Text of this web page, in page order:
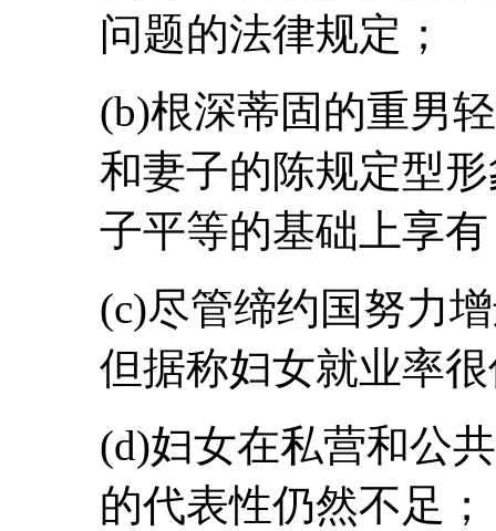
问题的法律规定；
(b)根深蒂固的重男
和妻子的陈规定型
子平等的基础上享
(c)尽管缔约国努力
但据称妇女就业率
(d)妇女在私营和公
的代表性仍然不足；